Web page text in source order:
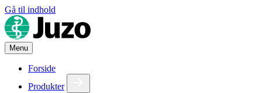
Gå til indhold
Menu
Forside
Produkter